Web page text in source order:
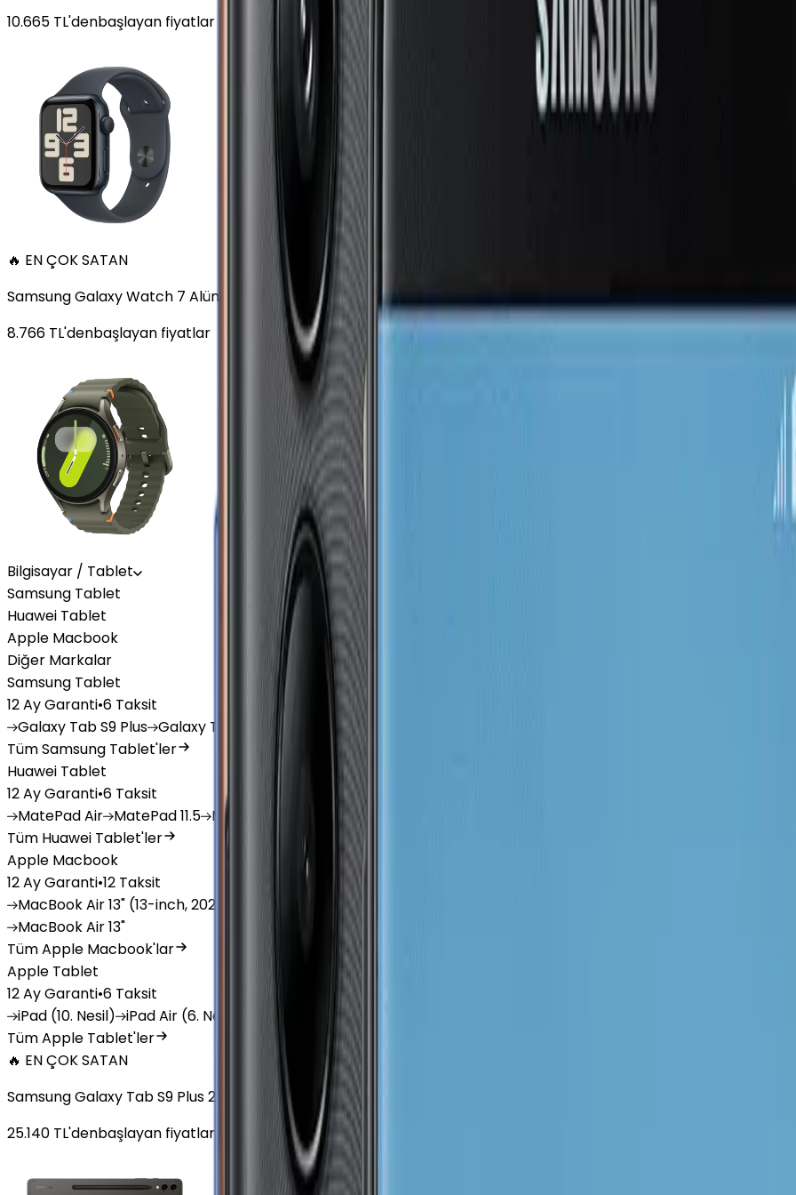
10.665 TL'denbaşlayan fiyatlar
🔥 EN ÇOK SATAN
Samsung Galaxy Watch 7 Alüminyum 44 mm Bluetooth Wi-Fi Yeşil
8.766 TL'denbaşlayan fiyatlar
Bilgisayar / Tablet
Samsung Tablet
Huawei Tablet
Apple Macbook
Diğer Markalar
Samsung Tablet
12 Ay Garanti•6 Taksit
Galaxy Tab S9 Plus Galaxy Tab S10 Ultra GalaxyTab A7 Lite
Tüm Samsung Tablet'ler
Huawei Tablet
12 Ay Garanti•6 Taksit
MatePadAir MatePad11.5 MatePad MatePad
Tüm Huawei Tablet'ler
Apple Macbook
12 Ay Garanti•12 Taksit
MacBookAir 13" (13-inch, 2020) Air 13.6 inch (13.6-inch, 2022)
MacBookAir 13"
Tüm Apple Macbook'lar
Apple Tablet
12 Ay Garanti•6 Taksit
iPad (10. Nesil) iPadAir (6. Nesil) iPad (9. Nesil) iPad
Tüm Apple Tablet'ler
🔥 EN ÇOK SATAN
Samsung Galaxy Tab S9 Plus 256 GB 12.4 inç Wi-Fi Grafit
25.140 TL'denbaşlayan fiyatlar